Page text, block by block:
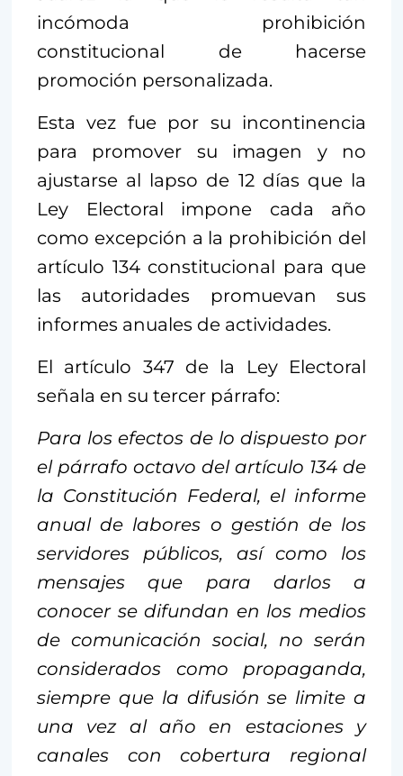
incómoda prohibición
constitucional de hacerse
promoción personalizada.
Esta vez fue por su incontinencia
para promover su imagen y no
ajustarse al lapso de 12 días que la
Ley Electoral impone cada año
como excepción a la prohibición del
artículo 134 constitucional para que
las autoridades promuevan sus
informes anuales de actividades.
El artículo 347 de la Ley Electoral
señala en su tercer párrafo:
Para los efectos de lo dispuesto por
el párrafo octavo del artículo 134 de
la Constitución Federal, el informe
anual de labores o gestión de los
servidores públicos, así como los
mensajes que para darlos a
conocer se difundan en los medios
de comunicación social, no serán
considerados como propaganda,
siempre que la difusión se limite a
una vez al año en estaciones y
canales con cobertura regional